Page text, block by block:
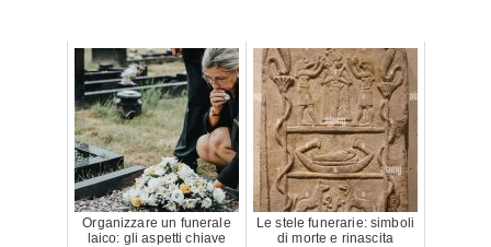
Organizzare un funerale
laico: gli aspetti chiave
Le stele funerarie: simboli
di morte e rinascita